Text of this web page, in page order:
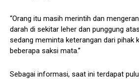
“Orang itu masih merintih dan
darah di sekitar leher dan punggung
sedang meminta keterangan dari pihak
beberapa saksi mata.”
Sebagai informasi, saat ini terdapat